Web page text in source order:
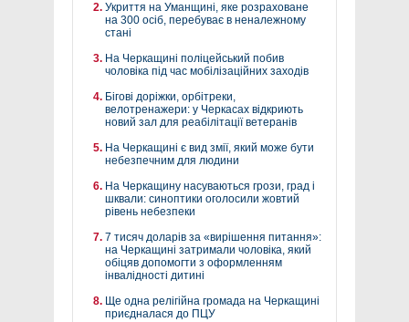
Укриття на Уманщині, яке розраховане
на 300 осіб, перебуває в неналежному
стані
На Черкащині поліцейський побив
чоловіка під час мобілізаційних заходів
Бігові доріжки, орбітреки,
велотренажери: у Черкасах відкриють
новий зал для реабілітації ветеранів
На Черкащині є вид змії, який може бути
небезпечним для людини
На Черкащину насуваються грози, град і
шквали: синоптики оголосили жовтий
рівень небезпеки
7 тисяч доларів за «вирішення питання»:
на Черкащині затримали чоловіка, який
обіцяв допомогти з оформленням
інвалідності дитині
Ще одна релігійна громада на Черкащині
приєдналася до ПЦУ